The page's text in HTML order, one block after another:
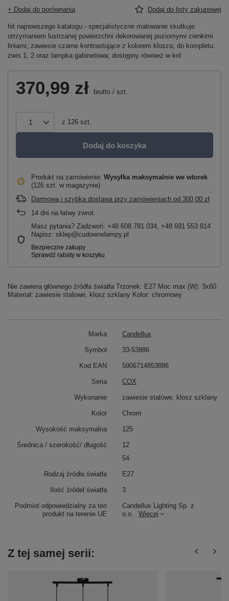
+ Dodaj do porównania Dodaj do listy zakupowej
hit najnowszego katalogu - specjalistyczne malowanie skutkuje
otrzymaniem lustrzanej powierzchni dekorowanej poziomymi cienkimi
liniami; zawiesie czarne kontrastujące z kolorem klosza; do kompletu:
zwis 1, 2 oraz lampka gabinetowa; dostępny również w kol
370,99 zł brutto / szt.
z 126 szt.
Dodaj do koszyka
Produkt na zamówienie Wysyłka maksymalnie we wtorek
(126 szt. w magazynie)
Darmowa i szybka dostawa przy zamówieniach od 300,00 zł
14 dni na łatwy zwrot
Masz pytania? Zadzwoń: +48 608 781 034, +48 691 553 814
Napisz: sklep@cudownelampy.pl
Nie zawiera głównego źródła światła Trzonek: E27 Moc max (W): 3x60
Materiał: zawiesie stalowe, klosz szklany Kolor: chromowy
Marka Candellux
Podmiot odpowiedzialny za ten
produkt na terenie UE
Candellux Lighting Sp. z
o.o.
Więcej
Symbol 33-53886
Kod EAN 5906714853886
Seria COX
Wykonanie zawiesie stalowe, klosz szklany
Kolor Chrom
Wysokość maksymalna 125
Średnica / szerokość/ długość
12
54
Rodzaj źródła światła E27
Ilość źródeł światła 3
Z tej samej serii: